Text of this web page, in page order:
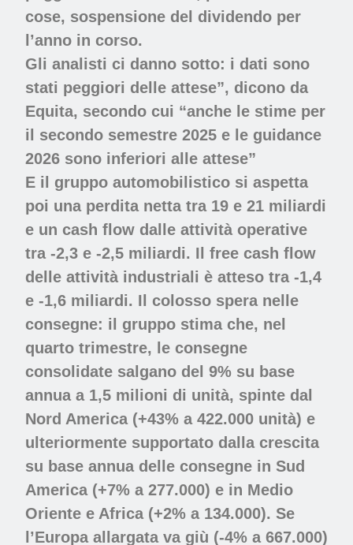
cose, sospensione del dividendo per
l’anno in corso.
Gli analisti ci danno sotto: i dati sono
stati peggiori delle attese”, dicono da
Equita, secondo cui “anche le stime per
il secondo semestre 2025 e le guidance
2026 sono inferiori alle attese”
E il gruppo automobilistico si aspetta
poi una perdita netta tra 19 e 21 miliardi
e un cash flow dalle attività operative
tra -2,3 e -2,5 miliardi. Il free cash flow
delle attività industriali è atteso tra -1,4
e -1,6 miliardi. Il colosso spera nelle
consegne: il gruppo stima che, nel
quarto trimestre, le consegne
consolidate salgano del 9% su base
annua a 1,5 milioni di unità, spinte dal
Nord America (+43% a 422.000 unità) e
ulteriormente supportato dalla crescita
su base annua delle consegne in Sud
America (+7% a 277.000) e in Medio
Oriente e Africa (+2% a 134.000). Se
l’Europa allargata va giù (-4% a 667.000)